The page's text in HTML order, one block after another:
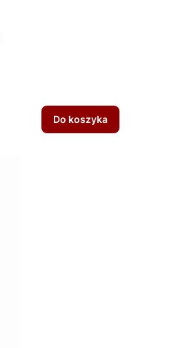
Do koszyka